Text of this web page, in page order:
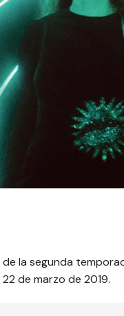
la segunda
de marzo de 2019.